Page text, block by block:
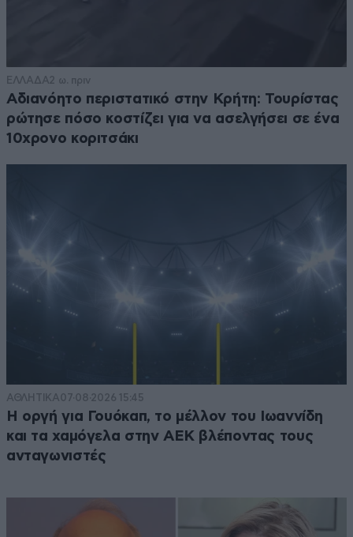
ΕΛΛΑΔΑ2 ω. πριν
Αδιανόητο περιστατικό στην Κρήτη: Τουρίστας
ρώτησε πόσο κοστίζει για να ασελγήσει σε ένα
10χρονο κοριτσάκι
ΑΘΛΗΤΙΚΑ07·08·2026 15:45
Η οργή για Γουόκαπ, το μέλλον του Ιωαννίδη
και τα χαμόγελα στην ΑΕΚ βλέποντας τους
ανταγωνιστές